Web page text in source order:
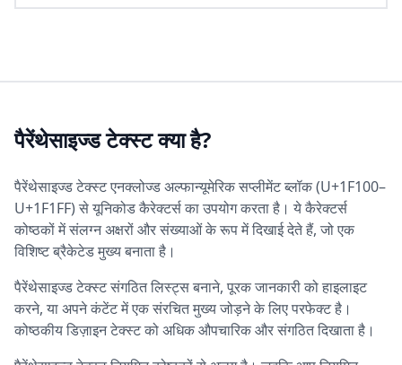
पैरेंथेसाइज्ड टेक्स्ट क्या है?
पैरेंथेसाइज्ड टेक्स्ट एनक्लोज्ड अल्फान्यूमेरिक सप्लीमेंट ब्लॉक (U+1F100–
U+1F1FF) से यूनिकोड कैरेक्टर्स का उपयोग करता है। ये कैरेक्टर्स
कोष्ठकों में संलग्न अक्षरों और संख्याओं के रूप में दिखाई देते हैं, जो एक
विशिष्ट ब्रैकेटेड मुख्य बनाता है।
पैरेंथेसाइज्ड टेक्स्ट संगठित लिस्ट्स बनाने, पूरक जानकारी को हाइलाइट
करने, या अपने कंटेंट में एक संरचित मुख्य जोड़ने के लिए परफेक्ट है।
कोष्ठकीय डिज़ाइन टेक्स्ट को अधिक औपचारिक और संगठित दिखाता है।